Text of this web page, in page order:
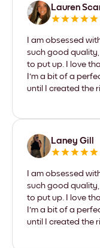
Lauren
I am obsessed
such good
to put up. I love
I'm a bit of a
until I created the
Laney Gill
I am obsessed
such good
to put up. I love
I'm a bit of a
until I created the